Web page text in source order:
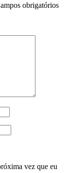
obrigatórios
vez que eu